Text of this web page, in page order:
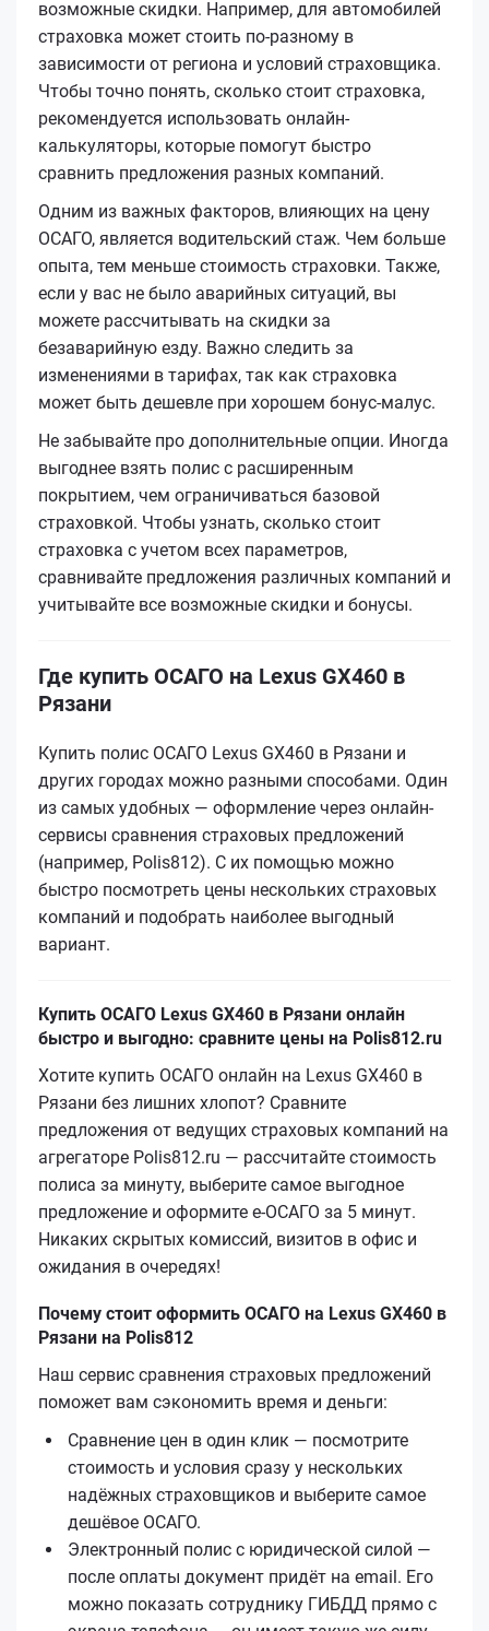
возможные скидки. Например, для автомобилей
страховка может стоить по-разному в
зависимости от региона и условий страховщика.
Чтобы точно понять, сколько стоит страховка,
рекомендуется использовать онлайн-
калькуляторы, которые помогут быстро
сравнить предложения разных компаний.
Одним из важных факторов, влияющих на цену
ОСАГО, является водительский стаж. Чем больше
опыта, тем меньше стоимость страховки. Также,
если у вас не было аварийных ситуаций, вы
можете рассчитывать на скидки за
безаварийную езду. Важно следить за
изменениями в тарифах, так как страховка
может быть дешевле при хорошем бонус-малус.
Не забывайте про дополнительные опции. Иногда
выгоднее взять полис с расширенным
покрытием, чем ограничиваться базовой
страховкой. Чтобы узнать, сколько стоит
страховка с учетом всех параметров,
сравнивайте предложения различных компаний и
учитывайте все возможные скидки и бонусы.
Где купить ОСАГО на Lexus GX460 в
Рязани
Купить полис ОСАГО Lexus GX460 в Рязани и
других городах можно разными способами. Один
из самых удобных — оформление через онлайн-
сервисы сравнения страховых предложений
(например, Polis812). С их помощью можно
быстро посмотреть цены нескольких страховых
компаний и подобрать наиболее выгодный
вариант.
Купить ОСАГО Lexus GX460 в Рязани онлайн
быстро и выгодно: сравните цены на Polis812.ru
Хотите купить ОСАГО онлайн на Lexus GX460 в
Рязани без лишних хлопот? Сравните
предложения от ведущих страховых компаний на
агрегаторе Polis812.ru — рассчитайте стоимость
полиса за минуту, выберите самое выгодное
предложение и оформите е‑ОСАГО за 5 минут.
Никаких скрытых комиссий, визитов в офис и
ожидания в очередях!
Почему стоит оформить ОСАГО на Lexus GX460 в
Рязани на Polis812
Наш сервис сравнения страховых предложений
поможет вам сэкономить время и деньги:
Сравнение цен в один клик — посмотрите
стоимость и условия сразу у нескольких
надёжных страховщиков и выберите самое
дешёвое ОСАГО.
Электронный полис с юридической силой —
после оплаты документ придёт на email. Его
можно показать сотруднику ГИБДД прямо с